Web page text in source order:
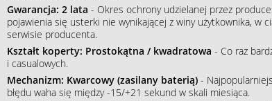
Gwarancja: 2 lata - Okres ochrony udzielanej przez
pojawienia się usterki nie wynikającej z winy użytkownika, w
serwisie producenta.
Kształt koperty: Prostokątna / kwadratowa - Co raz
i casualowych.
Mechanizm: Kwarcowy (zasilany baterią)-
błędu waha się między -15/+21 sekund w skali miesiąca.